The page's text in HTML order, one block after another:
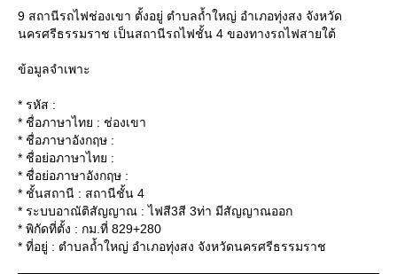
9 สถานีรถไฟช่องเขา ตั้งอยู่ ตำบลถ้ำใหญ่ อำเภอทุ่งสง จังหวัด
นครศรีธรรมราช เป็นสถานีรถไฟชั้น 4 ของทางรถไฟสายใต้
ข้อมูลจำเพาะ
* รหัส :
* ชื่อภาษาไทย : ช่องเขา
* ชื่อภาษาอังกฤษ :
* ชื่อย่อภาษาไทย :
* ชื่อย่อภาษาอังกฤษ :
* ชั้นสถานี : สถานีชั้น 4
* ระบบอาณัติสัญญาณ : ไฟสี3สี 3ท่า มีสัญญาณออก
* พิกัดที่ตั้ง : กม.ที่ 829+280
* ที่อยู่ : ตำบลถ้ำใหญ่ อำเภอทุ่งสง จังหวัดนครศรีธรรมราช